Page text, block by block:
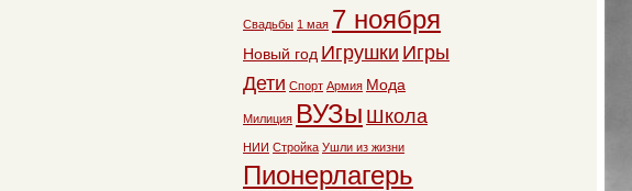
Свадьбы 1 мая 7 ноября
Новый год Игрушки Игры
Дети Спорт Армия Мода
Милиция ВУЗы Школа
НИИ Стройка Ушли из жизни
Пионерлагерь